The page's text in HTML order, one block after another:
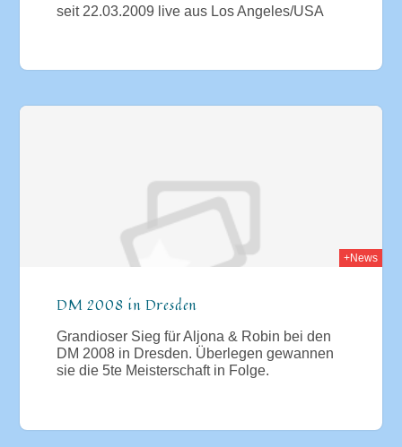
seit 22.03.2009 live aus Los Angeles/USA
+News
DM 2008 in Dresden
Grandioser Sieg für Aljona & Robin bei den
DM 2008 in Dresden. Überlegen gewannen
sie die 5te Meisterschaft in Folge.